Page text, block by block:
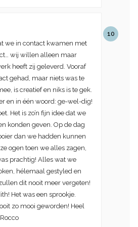
10
we in contact kwamen met
wij willen alleen maar
heeft zij geleverd. Vooraf
gehad, maar niets was te
is creatief en niks is te gek.
en in één woord: ge-wel-dig!
Het is zo’n fijn idee dat we
konden geven. Op de dag
dan we hadden kunnen
ogen toen we alles zagen,
prachtig! Alles wat we
hélemaal gestyled en
dit nooit meer vergeten!
Het was een sprookje.
zo mooi geworden! Heel